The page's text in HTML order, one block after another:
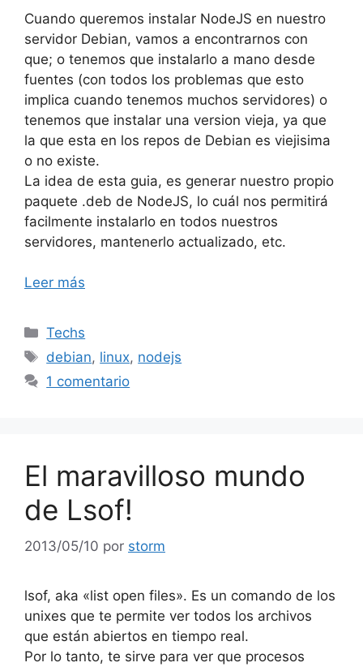
Cuando queremos instalar NodeJS en nuestro
servidor Debian, vamos a encontrarnos con
que; o tenemos que instalarlo a mano desde
fuentes (con todos los problemas que esto
implica cuando tenemos muchos servidores) o
tenemos que instalar una version vieja, ya que
la que esta en los repos de Debian es viejisima
o no existe.
La idea de esta guia, es generar nuestro propio
paquete .deb de NodeJS, lo cuál nos permitirá
facilmente instalarlo en todos nuestros
servidores, mantenerlo actualizado, etc.
Leer más
Categorías
Techs
Etiquetas
debian, linux, nodejs
1 comentario
El maravilloso mundo
de Lsof!
2013/05/10 por storm
lsof, aka «list open files». Es un comando de los
unixes que te permite ver todos los archivos
que están abiertos en tiempo real.
Por lo tanto, te sirve para ver que procesos